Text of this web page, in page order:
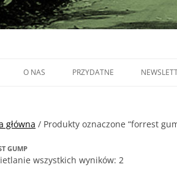
O NAS
PARTNERZY
PRZYDATNE
główna / Produkty oznaczone “forrest
GUMP
wszystkich wyników: 2